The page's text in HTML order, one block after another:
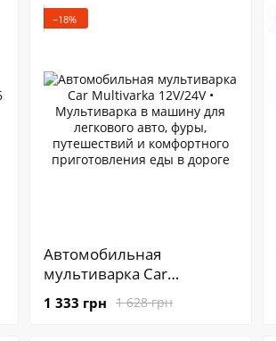
на пару
−18%
Автомобильная
мультиварка Car
Multivarka 12V/24V •
Мультиварка в машину
1 628 грн
1 333 грн